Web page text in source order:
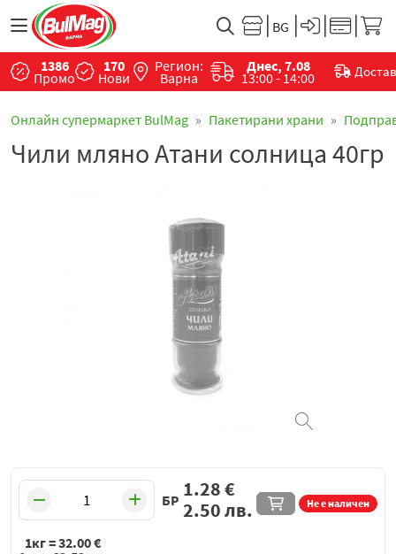
1386
Промо
170
Нови
Регион:
Варна
Днес, 7.08
13:00 - 14:00
Онлайн супермаркет BulMag Пакетирани храни
Чили мляно Атани солница 40гр
БР Не е наличен
1.28€
2.50лв.
1кг =32.00€